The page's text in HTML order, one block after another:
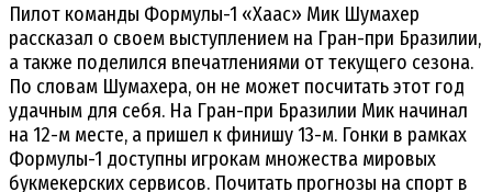
Пилот команды Формулы-1 «Хаас» Мик Шумахер
рассказал о своем выступлением на Гран-при Бразилии,
а также поделился впечатлениями от текущего сезона.
По словам Шумахера, он не может посчитать этот год
удачным для себя. На Гран-при Бразилии Мик начинал
на 12-м месте, а пришел к финишу 13-м. Гонки в рамках
Формулы-1 доступны игрокам множества мировых
букмекерских сервисов. Почитать прогнозы на спорт в